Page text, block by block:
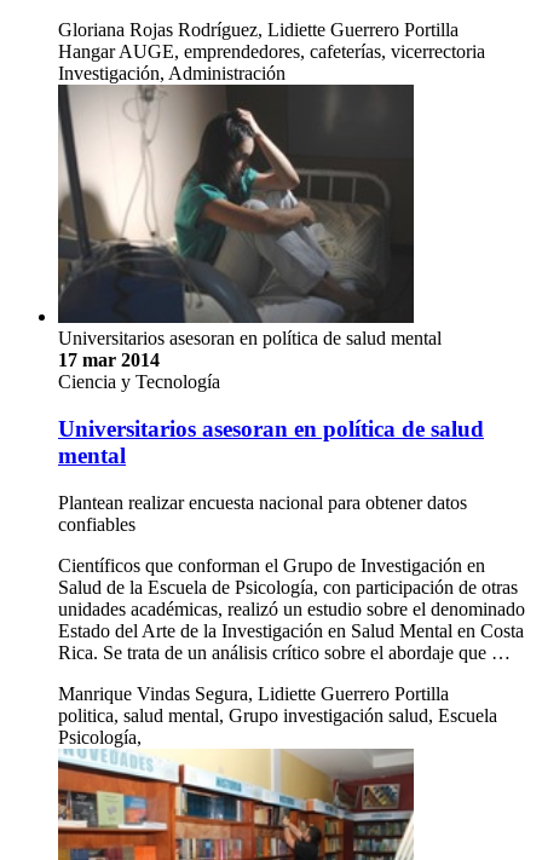
Gloriana Rojas Rodríguez, Lidiette Guerrero Portilla
Hangar AUGE, emprendedores, cafeterías, vicerrectoria
Investigación, Administración
Universitarios asesoran en política de salud mental
17 mar 2014
Ciencia y Tecnología
Universitarios asesoran en política de salud
mental
Plantean realizar encuesta nacional para obtener datos
confiables
Científicos que conforman el Grupo de Investigación en
Salud de la Escuela de Psicología, con participación de otras
unidades académicas, realizó un estudio sobre el denominado
Estado del Arte de la Investigación en Salud Mental en Costa
Rica. Se trata de un análisis crítico sobre el abordaje que …
Manrique Vindas Segura, Lidiette Guerrero Portilla
politica, salud mental, Grupo investigación salud, Escuela
Psicología,